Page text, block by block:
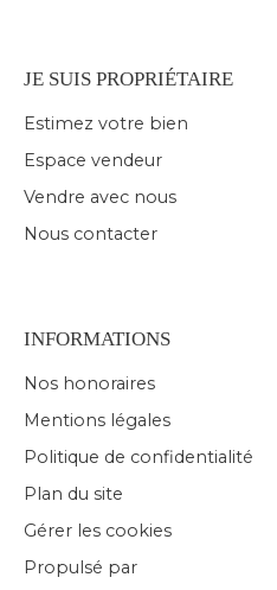
JE SUIS PROPRIÉTAIRE
Estimez votre bien
Espace vendeur
Vendre avec nous
Nous contacter
INFORMATIONS
Nos honoraires
Mentions légales
Politique de confidentialité
Plan du site
Gérer les cookies
Propulsé par